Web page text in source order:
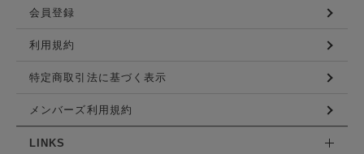
会員登録
利用規約
特定商取引法に基づく表示
メンバーズ利用規約
LINKS